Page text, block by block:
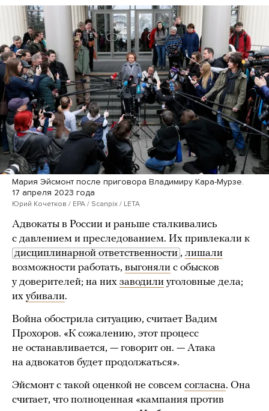
Мария Эйсмонт после приговора Владимиру Кара-Мурзе.
17 апреля 2023 года
Юрий Кочетков / EPA / Scanpix / LETA
Адвокаты в России и раньше сталкивались
с давлением и преследованием. Их привлекали к
дисциплинарной ответственности , лишали
возможности работать, выгоняли с обысков
у доверителей; на них заводили уголовные дела;
их убивали.
Война обострила ситуацию, считает Вадим
Прохоров. «К сожалению, этот процесс
не останавливается, — говорит он. — Атака
на адвокатов будет продолжаться».
Эйсмонт с такой оценкой не совсем согласна. Она
считает, что полноценная «кампания против